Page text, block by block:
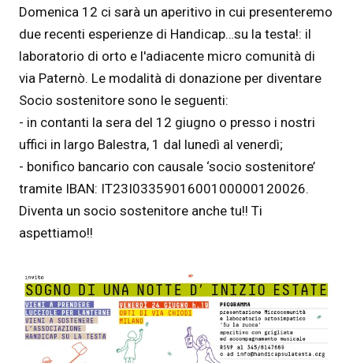
Domenica 12 ci sarà un aperitivo in cui presenteremo
due recenti esperienze di Handicap…su la testa!: il
laboratorio di orto e l'adiacente micro comunità di
via Paternò. Le modalità di donazione per diventare
Socio sostenitore sono le seguenti:
- in contanti la sera del 12 giugno o presso i nostri
uffici in largo Balestra, 1 dal lunedì al venerdì;
- bonifico bancario con causale ‘socio sostenitore’
tramite IBAN: IT23I0335901600100000120026.
Diventa un socio sostenitore anche tu!! Ti
aspettiamo!!